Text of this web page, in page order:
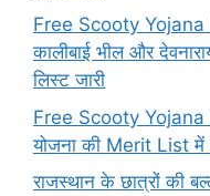
Free Scooty
कालीबाई भील और
लिस्ट जारी
Free Scooty
योजना की Merit List में
राजस्थान के छात्रों की